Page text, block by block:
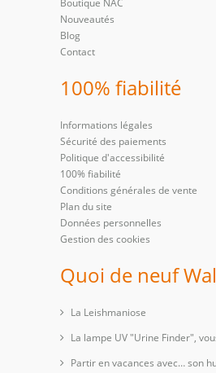
Boutique NAC
Nouveautés
Blog
Contact
100% fiabilité
Informations légales
Sécurité des paiements
Politique d'accessibilité
100% fiabilité
Conditions générales de vente
Plan du site
Données personnelles
Gestion des cookies
Quoi de neuf
La Leishmaniose
La lampe UV "Urine Finder",
Partir en vacances avec… son